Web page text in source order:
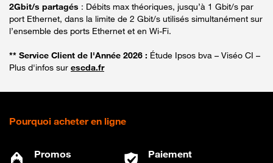
2Gbit/s partagés : Débits max théoriques, jusqu’à 1 Gbit/s par
port Ethernet, dans la limite de 2 Gbit/s utilisés simultanément sur
l’ensemble des ports Ethernet et en Wi-Fi.
** Service Client de l'Année 2026 : Étude Ipsos bva – Viséo CI –
Plus d'infos sur escda.fr
Pourquoi acheter en ligne
Promos
Paiement